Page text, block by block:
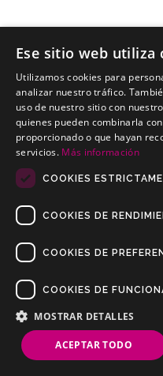
LANCIA
Kits electricos económicos
Copyrights © 2019 Todos
Condiciones de Venta /
Política de
Ese sitio web utiliza
Utilizamos cookies para
analizar nuestro tráfico.
uso de nuestro sitio con
quienes pueden combinarla
proporcionado o que hayan
servicios. Más información
COOKIES
COOKIES DE
COOKIES DE
COOKIES DE
MOSTRAR DETALLES
ACEPTAR TODO